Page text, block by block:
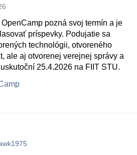
pozná svoj termín a je
príspevky. Podujatie sa
technológii, otvoreného
ale aj otvorenej verejnej správy a
25.4.2026 na FIIT STU.